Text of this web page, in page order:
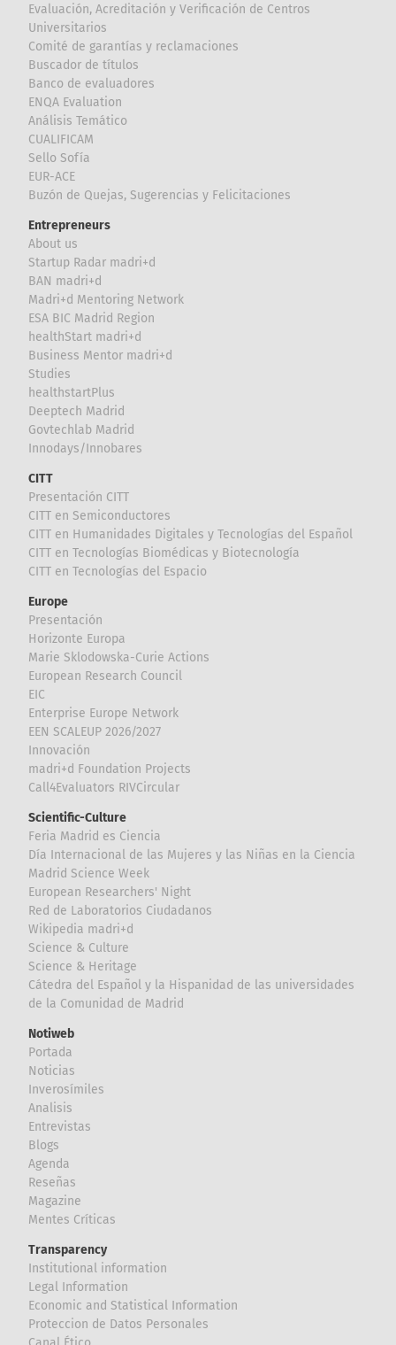
Evaluación, Acreditación y Verificación de Centros
Universitarios
Comité de garantías y reclamaciones
Buscador de títulos
Banco de evaluadores
ENQA Evaluation
Análisis Temático
CUALIFICAM
Sello Sofía
EUR-ACE
Buzón de Quejas, Sugerencias y Felicitaciones
Entrepreneurs
About us
Startup Radar madri+d
BAN madri+d
Madri+d Mentoring Network
ESA BIC Madrid Region
healthStart madri+d
Business Mentor madri+d
Studies
healthstartPlus
Deeptech Madrid
Govtechlab Madrid
Innodays/Innobares
CITT
Presentación CITT
CITT en Semiconductores
CITT en Humanidades Digitales y Tecnologías del Español
CITT en Tecnologías Biomédicas y Biotecnología
CITT en Tecnologías del Espacio
Europe
Presentación
Horizonte Europa
Marie Sklodowska-Curie Actions
European Research Council
EIC
Enterprise Europe Network
EEN SCALEUP 2026/2027
Innovación
madri+d Foundation Projects
Call4Evaluators RIVCircular
Scientific-Culture
Feria Madrid es Ciencia
Día Internacional de las Mujeres y las Niñas en la Ciencia
Madrid Science Week
European Researchers' Night
Red de Laboratorios Ciudadanos
Wikipedia madri+d
Science & Culture
Science & Heritage
Cátedra del Español y la Hispanidad de las universidades
de la Comunidad de Madrid
Notiweb
Portada
Noticias
Inverosímiles
Analisis
Entrevistas
Blogs
Agenda
Reseñas
Magazine
Mentes Críticas
Transparency
Institutional information
Legal Information
Economic and Statistical Information
Proteccion de Datos Personales